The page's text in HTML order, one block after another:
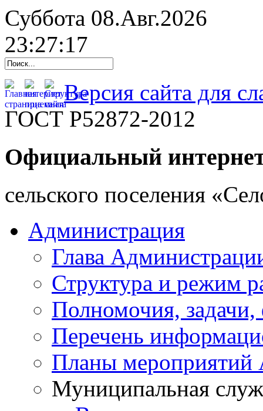
Суббота 08.Авг.2026
23:27:18
Версия сайта для
ГОСТ Р52872-2012
Официальный
cельского поселения
Администрация
Глава
Структура и режим
Полномочия,
Перечень
Планы мероприятий
Муниципальная